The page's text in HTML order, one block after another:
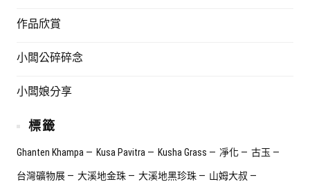
作品欣賞
小闆公碎碎念
小闆娘分享
標籤
Ghanten Khampa Kusa Pavitra Kusha Grass 凈化 古玉
台灣礦物展 大溪地金珠 大溪地黑珍珠 山姆大叔